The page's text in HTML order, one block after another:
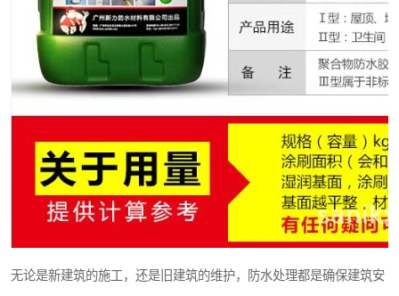
无论是新建筑的施工，还是旧建筑的维护，防水处理都是确保建筑安